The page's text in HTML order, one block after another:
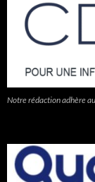
Notre rédaction adhère